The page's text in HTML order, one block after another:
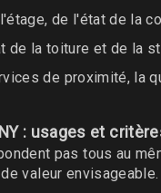
de l'état de la
de la toiture et de la
de proximité, la
: usages et
pas tous au
valeur envisageable.